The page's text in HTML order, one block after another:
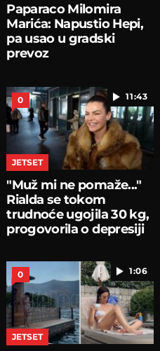
Paparaco Milomira
Marića: Napustio Hepi,
pa usao u gradski
prevoz
11:43
0
JETSET
"Muž mi ne pomaže..."
Rialda se tokom
trudnoće ugojila 30 kg,
progovorila o depresiji
1:06
0
JETSET